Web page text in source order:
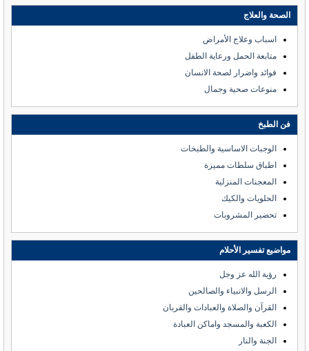
الصحة والعلاج
اسباب وعلاج الأمراض
متابعة الحمل ورعاية الطفل
فوائد واضرار لصحة الانسان
منوعات صحية وجمال
فن الطبخ
الوجبات الاساسية والطبخات
اطباق سلطات مميزة
المعجنات المنزلية
الحلويات والكيك
تحضير المشروبات
مواضيع تفسير الأحلام
رؤية الله عز وجل
الرسل والانبياء والصالحين
القرآن والصلاة والعبادات والقربان
الكعبة والمسجد واماكن العبادة
الجنة والنار